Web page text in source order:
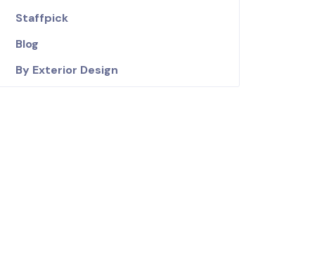
Staffpick
Blog
By Exterior Design